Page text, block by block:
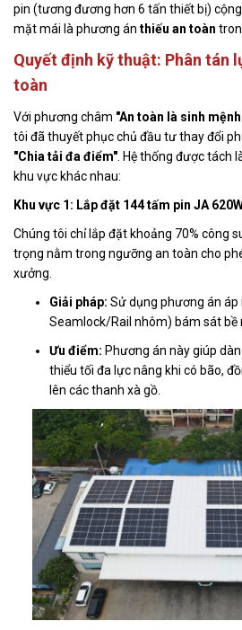
pin (tương đương hơn 6 tấn thiết bị)
mặt mái là phương án thiếu an toàn
Quyết định kỹ thuật: Phân tán
toàn
Với phương châm "An toàn là sinh
tôi đã thuyết phục chủ đầu tư thay đổi
"Chia tải đa điểm" . Hệ thống được tách
khu vực khác nhau:
Khu vực 1: Lắp đặt 144 tấm pin JA
Chúng tôi chỉ lắp đặt khoảng 70% công
trọng nằm trong ngưỡng an toàn cho
xưởng.
Giải pháp: Sử dụng phương án áp
Seamlock/Rail nhôm) bám sát bề
Ưu điểm: Phương án này giúp
thiểu tối đa lực nâng khi có bão,
lên các thanh xà gồ.